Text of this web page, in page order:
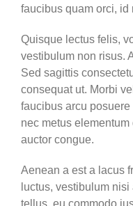
faucibus quam orci, id
Quisque lectus felis,
vestibulum non risus.
Sed sagittis
consequat ut. Morbi
faucibus arcu
nec metus
auctor congue.
Aenean a est a lacus
luctus, vestibulum